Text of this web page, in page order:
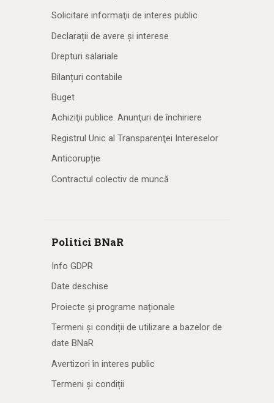
Solicitare informaţii de interes public
Declarații de avere și interese
Drepturi salariale
Bilanțuri contabile
Buget
Achiziţii publice. Anunţuri de închiriere
Registrul Unic al Transparenţei Intereselor
Anticorupție
Contractul colectiv de muncă
Politici BNaR
Info GDPR
Date deschise
Proiecte și programe naționale
Termeni și condiții de utilizare a bazelor de
date BNaR
Avertizori în interes public
Termeni și condiții